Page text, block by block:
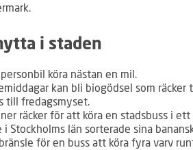
i staden
köra nästan en mil.
kan bli biogödsel som räcker
till fredagsmyset.
räcker för att köra en stadsbuss i ett
Stockholms län sorterade sina
för en buss att köra fyra varv